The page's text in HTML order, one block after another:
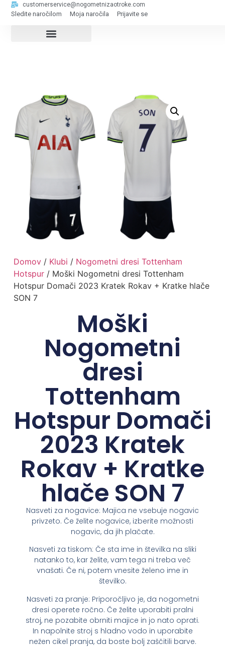
customerservice@nogometnizaotroke.com
Sledite naročilom Moja naročila Prijavite se
Domov/ Klubi / Nogometni dresi Tottenham
Hotspur/ Moški Nogometni dresi Tottenham
Hotspur Domači 2023 Kratek Rokav + Kratke hlače
SON 7
Moški
Nogometni
dresi
Tottenham
Hotspur Domači
2023 Kratek
Rokav + Kratke
hlače SON 7
Nasveti za nogavice: Majica ne vsebuje nogavic
privzeto. Če želite nogavice, izberite možnosti
nogavic, da jih plačate.
Nasveti za tiskom: Če sta ime in številka na sliki
natanko to, kar želite, vam tega ni treba več
vnašati. Če ni, potem vnesite želeno ime in
številko.
Nasveti za pranje: Priporočljivo je, da nogometni
dresi operete ročno. Če želite uporabiti pralni
stroj, ne pozabite obrniti majice in jo nato oprati.
In napolnite stroj s hladno vodo in uporabite
nežen cikel pranja, da boste bolj zaščitili barve.